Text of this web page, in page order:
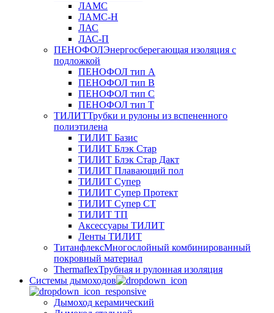
ЛАМС
ЛАМС-Н
ЛАС
ЛАС-П
ПЕНОФОЛЭнергосберегающая изоляция с
подложкой
ПЕНОФОЛ тип А
ПЕНОФОЛ тип B
ПЕНОФОЛ тип C
ПЕНОФОЛ тип T
ТИЛИТТрубки и рулоны из вспененного
полиэтилена
ТИЛИТ Базис
ТИЛИТ Блэк Стар
ТИЛИТ Блэк Стар Дакт
ТИЛИТ Плавающий пол
ТИЛИТ Супер
ТИЛИТ Супер Протект
ТИЛИТ Супер СТ
ТИЛИТ ТП
Аксессуары ТИЛИТ
Ленты ТИЛИТ
ТитанфлексМногослойный комбинированный
покровный материал
ThermaflexТрубная и рулонная изоляция
Cистемы дымоходов
Дымоход керамический